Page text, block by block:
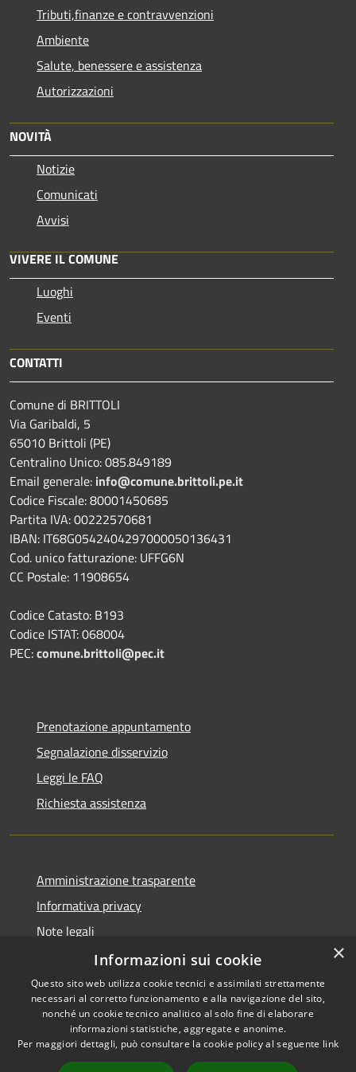
Tributi,finanze e contravvenzioni
Ambiente
Salute, benessere e assistenza
Autorizzazioni
NOVITÀ
Notizie
Comunicati
Avvisi
VIVERE IL COMUNE
Luoghi
Eventi
CONTATTI
Comune di BRITTOLI
Via Garibaldi, 5
65010 Brittoli (PE)
Centralino Unico: 085.849189
Email generale: info@comune.brittoli.pe.it
Codice Fiscale: 80001450685
Partita IVA: 00222570681
IBAN: IT68G0542404297000050136431
Cod. unico fatturazione: UFFG6N
CC Postale: 11908654
Codice Catasto: B193
Codice ISTAT: 068004
PEC:comune.brittoli@pec.it
Prenotazione appuntamento
Segnalazione disservizio
Leggi le FAQ
Richiesta assistenza
Amministrazione trasparente
Informativa privacy
Note legali
Dichiarazione di accessibilità
RSS
Accessibilità
Copyright © 2026 • Comune di
×
Informazioni sui cookie
Questo sito web utilizza cookie tecnici e assimilati strettamente
necessari al corretto funzionamento e alla navigazione del sito,
nonché un cookie tecnico analitico al solo fine di elaborare
informazioni statistiche, aggregate e anonime.
Per maggiori dettagli, può consultare la cookie policy al seguente link